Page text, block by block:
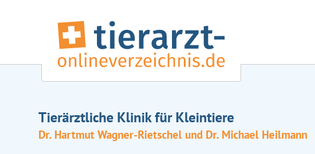
Tierärztliche Klinik für Kleintiere
Dr. Hartmut Wagner-Rietschel und Dr. Michael Heilmann